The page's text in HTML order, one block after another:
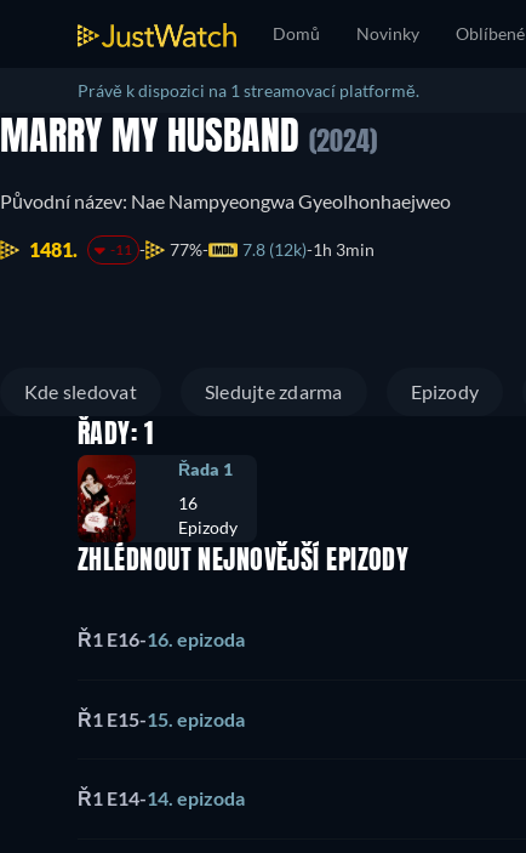
Domů Novinky Oblíbené
Právě k dispozici na 1 streamovací platformě.
MARRY MY HUSBAND (2024)
Původní název: Nae Nampyeongwa Gyeolhonhaejweo
1481. -11 77% 7.8 (12k) 1h 3min
Kde sledovat Sledujte zdarma Epizody
ŘADY: 1
Řada 1
16
Epizody
ZHLÉDNOUT NEJNOVĚJŠÍ EPIZODY
Ř1 E16-16. epizoda
Ř1 E15-15. epizoda
Ř1 E14-14. epizoda